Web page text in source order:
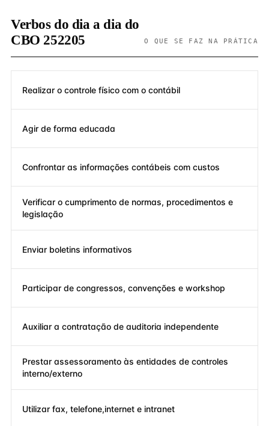
Verbos do dia a dia do
CBO 252205
O QUE SE FAZ NA PRÁTICA
Realizar o controle físico com o contábil
Agir de forma educada
Confrontar as informações contábeis com custos
Verificar o cumprimento de normas, procedimentos e
legislação
Enviar boletins informativos
Participar de congressos, convenções e workshop
Auxiliar a contratação de auditoria independente
Prestar assessoramento às entidades de controles
interno/externo
Utilizar fax, telefone,internet e intranet